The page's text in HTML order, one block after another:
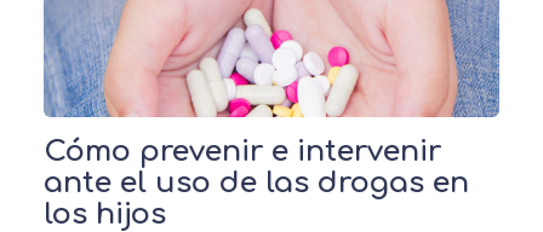
Cómo prevenir e intervenir
ante el uso de las drogas en
los hijos